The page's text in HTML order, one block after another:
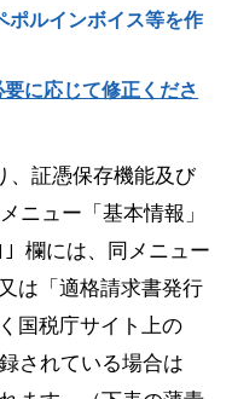
ポルインボイス等を作
に応じて修正くださ
、証憑保存機能及び
ニュー「基本情報」
欄には、同メニュー
は「適格請求書発行
国税庁サイト上の
されている場合は